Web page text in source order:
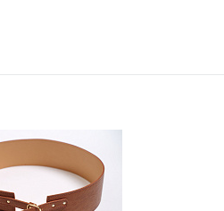
В наличии